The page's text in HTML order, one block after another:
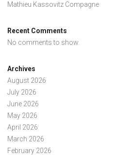
Mathieu Kassovitz Compagne
Recent Comments
No comments to show.
Archives
August 2026
July 2026
June 2026
May 2026
April 2026
March 2026
February 2026